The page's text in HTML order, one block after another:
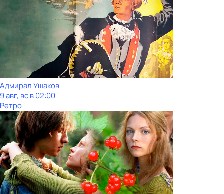
Адмирал Ушаков
9 авг, вс в 02:00
Ретро